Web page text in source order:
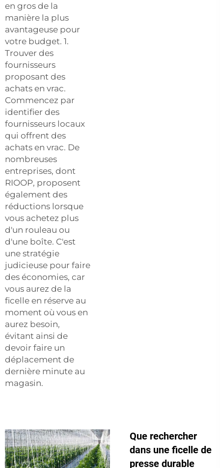
en gros de la
manière la plus
avantageuse pour
votre budget. 1.
Trouver des
fournisseurs
proposant des
achats en vrac.
Commencez par
identifier des
fournisseurs locaux
qui offrent des
achats en vrac. De
nombreuses
entreprises, dont
RIOOP, proposent
également des
réductions lorsque
vous achetez plus
d'un rouleau ou
d'une boîte. C'est
une stratégie
judicieuse pour faire
des économies, car
vous aurez de la
ficelle en réserve au
moment où vous en
aurez besoin,
évitant ainsi de
devoir faire un
déplacement de
dernière minute au
magasin.
Que rechercher
dans une ficelle de
presse durable